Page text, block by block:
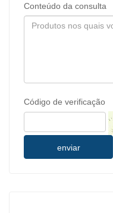
Conteúdo da consulta
Código de verificação
enviar